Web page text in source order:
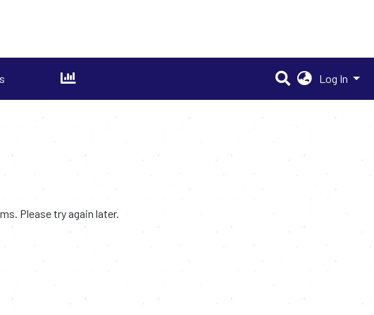
Log In
Please try again later.